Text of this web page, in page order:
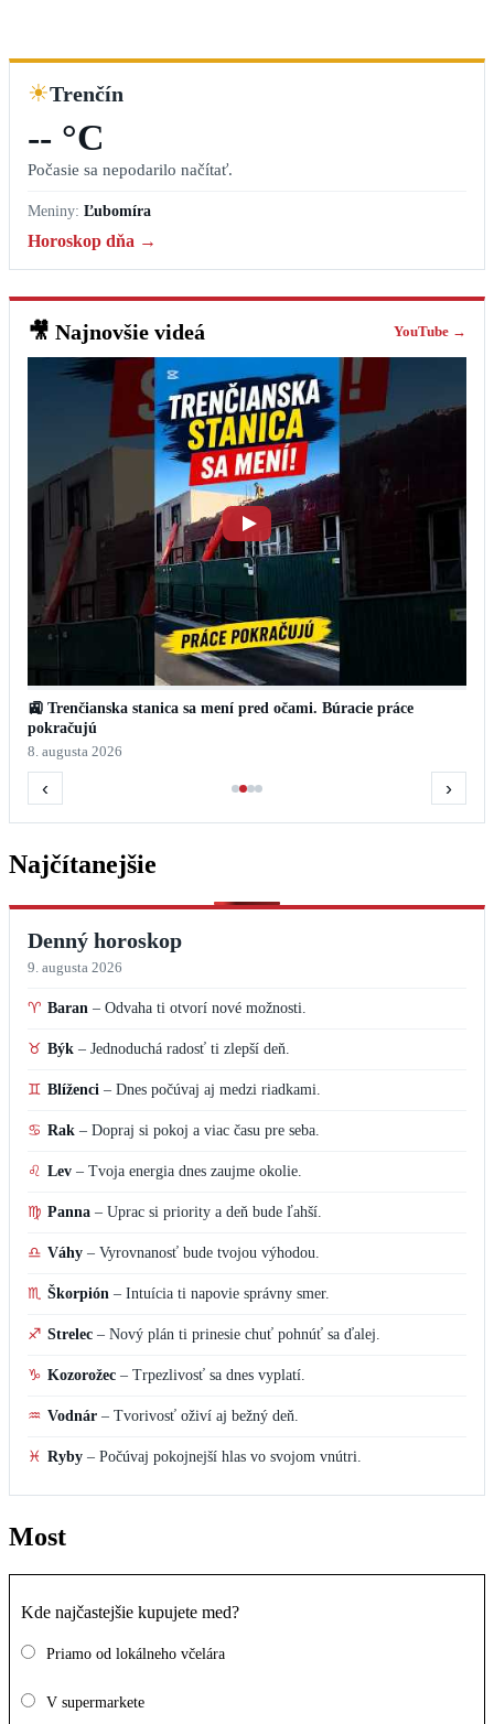
☀Trenčín
-- °C
Počasie sa nepodarilo načítať.
Meniny: Ľubomíra
Horoskop dňa →
🎥 Najnovšie videá YouTube →
🚉 Trenčianska stanica sa mení pred očami. Búracie práce
pokračujú
8. augusta 2026
‹ ›
Najčítanejšie
Denný horoskop
9. augusta 2026
♈ Baran – Odvaha ti otvorí nové možnosti.
♉ Býk – Jednoduchá radosť ti zlepší deň.
♊ Blíženci – Dnes počúvaj aj medzi riadkami.
♋ Rak – Dopraj si pokoj a viac času pre seba.
♌ Lev – Tvoja energia dnes zaujme okolie.
♍ Panna – Uprac si priority a deň bude ľahší.
♎ Váhy – Vyrovnanosť bude tvojou výhodou.
♏ Škorpión – Intuícia ti napovie správny smer.
♐ Strelec – Nový plán ti prinesie chuť pohnúť sa ďalej.
♑ Kozorožec – Trpezlivosť sa dnes vyplatí.
♒ Vodnár – Tvorivosť oživí aj bežný deň.
♓ Ryby – Počúvaj pokojnejší hlas vo svojom vnútri.
Most
Kde najčastejšie kupujete med?
Priamo od lokálneho včelára
V supermarkete